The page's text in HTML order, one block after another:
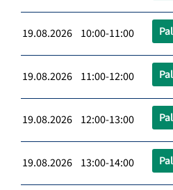
19.08.2026 10:00-11:00
19.08.2026 11:00-12:00
19.08.2026 12:00-13:00
19.08.2026 13:00-14:00